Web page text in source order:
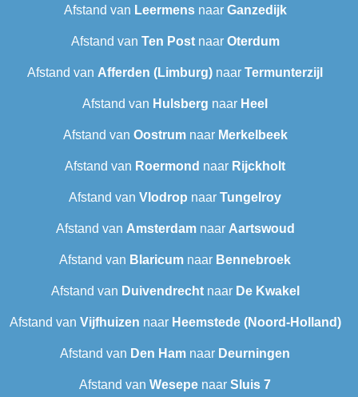
Afstand van Leermensnaar Ganzedijk
Afstand van Ten Postnaar Oterdum
Afstand van Afferden (Limburg) naar Termunterzijl
Afstand van Hulsberg naar Heel
Afstand van Oostrumnaar Merkelbeek
Afstand van Roermond naar Rijckholt
Afstand van Vlodrop naar Tungelroy
Afstand van Amsterdamnaar Aartswoud
Afstand van Blaricum naar Bennebroek
Afstand van Duivendrechtnaar De Kwakel
Afstand van Vijfhuizen naar Heemstede (Noord-Holland)
Afstand van Den Ham naar Deurningen
Afstand van Wesepe naar Sluis 7